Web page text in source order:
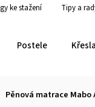
ke stažení Tipy a
Postele Křesla
Pěnová matrace Mabo